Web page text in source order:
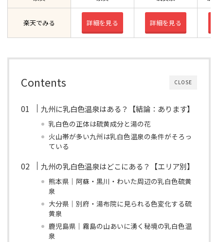
楽天でみる 詳細を見る 詳細を見る
CLOSE
Contents
九州に乳白色温泉はある？【結論：あります】
乳白色の正体は硫黄成分と湯の花
火山帯が多い九州は乳白色温泉の条件がそろっ
ている
九州の乳白色温泉はどこにある？【エリア別】
熊本県｜阿蘇・黒川・わいた周辺の乳白色硫黄
泉
大分県｜別府・湯布院に見られる色変化する硫
黄泉
鹿児島県｜霧島の山あいに湧く秘境の乳白色温
泉